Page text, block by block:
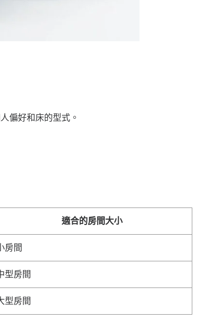
偏好和床的型式。
適合的房間大小
房間
型房間
型房間